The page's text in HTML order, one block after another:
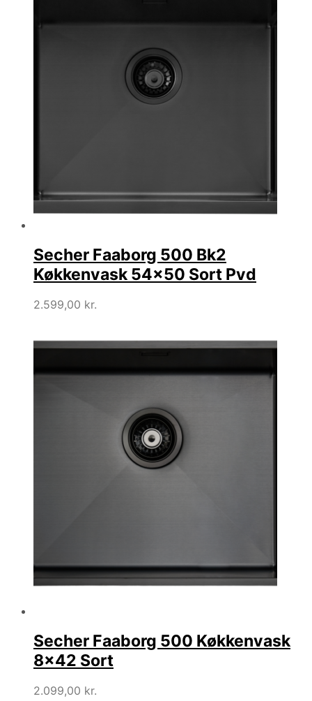
Secher Faaborg 500 Bk2
Køkkenvask 54×50 Sort Pvd
2.599,00 kr.
Secher Faaborg 500 Køkkenvask
8×42 Sort
2.099,00 kr.